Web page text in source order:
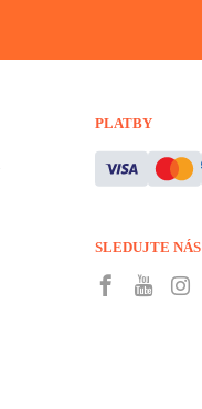
PLATBY
SLEDUJTE NÁS